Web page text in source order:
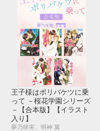
王子様はポリバケツに乗
って －桜花学園シリーズ
－【合本版】【イラスト
入り】
夢乃咲実、明神 翼